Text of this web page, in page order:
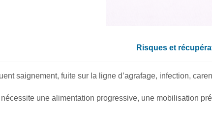
Risques et
saignement, fuite sur la ligne d’agrafage, infection,
une alimentation progressive, une mobilisation